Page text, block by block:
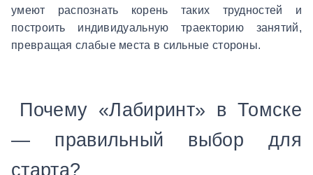
умеют распознать корень таких трудностей и
построить индивидуальную траекторию занятий,
превращая слабые места в сильные стороны.
Почему «Лабиринт» в Томске
— правильный выбор для
старта?